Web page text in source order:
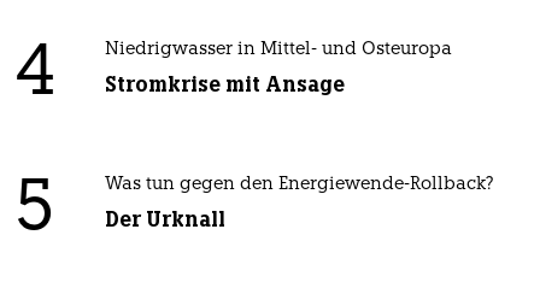
4 Niedrigwasser in Mittel- und Osteuropa
Stromkrise mit Ansage
5 Was tun gegen den Energiewende-Rollback?
Der Urknall